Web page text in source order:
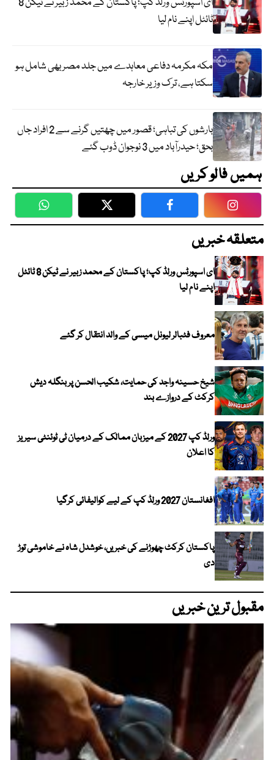
ٹائٹل اپنے نام لیا
مکہ مکرمہ دفاعی معاہدے میں جلد مصر بھی شامل ہو
سکتا ہے، ترک وزیر خارجہ
بارشوں کی تباہی؛ قصور میں چھتیں گرنے سے 2 افراد جاں
بحق؛ حیدرآباد میں 3 نوجوان ڈوب گئے
ہمیں فالو کریں
WhatsApp Twitter Facebook
متعلقہ خبریں
ای اسپورٹس ورلڈ کپ؛ پاکستان کے محمد زبیر نے ٹیکن 8 ٹائٹل
اپنے نام لیا
معروف فٹبالر لیونل میسی کے والد انتقال کر گئے
شیخ حسینہ واجد کی حمایت، شکیب الحسن پر بنگلہ دیش
کرکٹ کے دروازے بند
ورلڈ کپ 2027 کے میزبان ممالک کے درمیان ٹی ٹوئنٹی سیریز
کا اعلان
افغانستان 2027 ورلڈ کپ کے لیے کوالیفائی کرگیا
پاکستان کرکٹ چھوڑنے کی خبریں، خوشدل شاہ نے خاموشی توڑ
دی
مقبول ترین خبریں